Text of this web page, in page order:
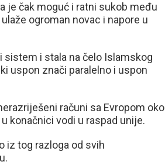
je čak moguć i ratni sukob među
ogroman novac i napore u
sistem i stala na čelo Islamskog
uspon znači paralelno i uspon
računi sa Evropom oko
konačnici vodi u raspad unije.
iz tog razloga od svih